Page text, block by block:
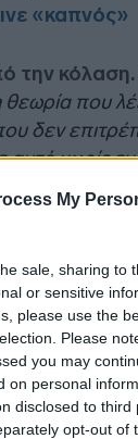
My
sale, sharing to
or sensitive
please use the
Please
you may
on personal
disclosed to third
opt-out of
«καπνός»
την κόλαση.
που
δεν
αυτό χωρίς
ισχυρίζεται
να
Χρωστάει
ο ισχυρισμός
για να φύγει